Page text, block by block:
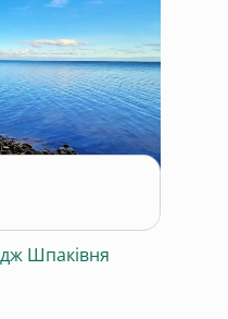
Шпаківня